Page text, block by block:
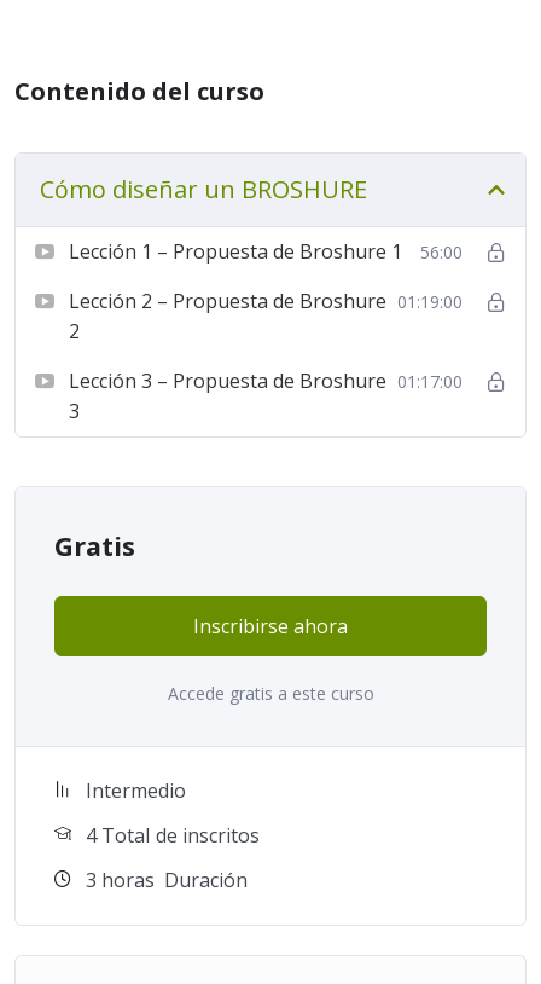
Contenido del curso
Cómo diseñar un BROSHURE
Lección 1 – Propuesta de Broshure 1 56:00
Lección 2 – Propuesta de Broshure
2
01:19:00
Lección 3 – Propuesta de Broshure
3
01:17:00
Gratis
Inscribirse ahora
Accede gratis a este curso
Intermedio
4 TotaI de inscritos
3 horas Duración